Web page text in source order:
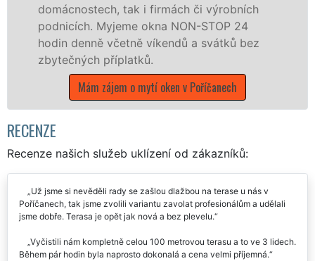
i firmách či výrobních
okna NON-STOP 24
víkendů a svátků bez
o mytí oken v Poříčanech
dřevěná okna a
kompletní a
okrese Kolín
víkendech a
Mám zájem o
RECENZE
Recenze našich služeb uklízení od zákazníků:
Poříčanech, tak jsme zvolili variantu zavolat profesionálům a udělali
jsme dobře. Terasa je opět jak nová a bez plevelu.